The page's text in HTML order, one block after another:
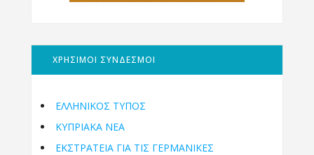
ΧΡΗΣΙΜΟΙ ΣΥΝΔΕΣΜΟΙ
ΕΛΛΗΝΙΚΟΣ ΤΥΠΟΣ
ΚΥΠΡΙΑΚΑ ΝΕΑ
ΕΚΣΤΡΑΤΕΙΑ ΓΙΑ ΤΙΣ ΓΕΡΜΑΝΙΚΕΣ